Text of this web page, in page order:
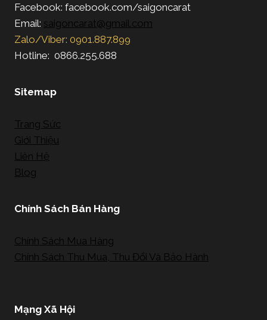
Facebook: facebook.com/saigoncarat
Email: saigoncarat@gmail.com
Zalo/Viber: 0901.887.899
Hotline: 0866.255.688
Sitemap
Trang Sức
Giới Thiệu
Liên Hệ
Blog
Chính Sách Bán Hàng
Chính Sách Mua Hàng
Chính Sách Thu Mua, Thu Đổi Và Bảo Hành
Mạng Xã Hội